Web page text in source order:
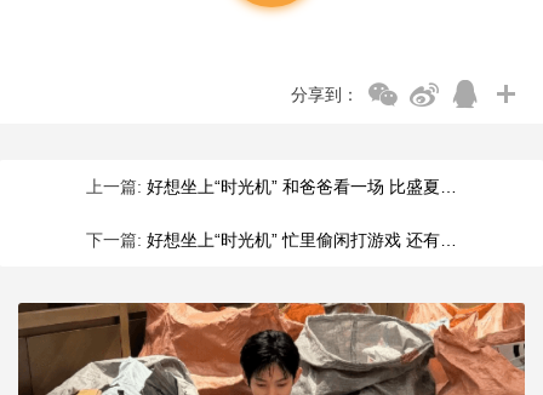
分享到：
上一篇: 好想坐上“时光机” 和爸爸看一场 比盛夏…
下一篇: 好想坐上“时光机” 忙里偷闲打游戏 还有…